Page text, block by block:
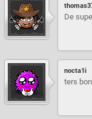
De
nocta1i
ters